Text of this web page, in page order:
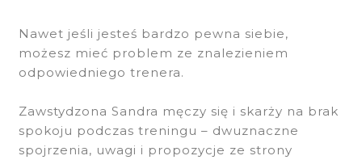
Nawet jeśli jesteś bardzo pewna siebie,
możesz mieć problem ze znalezieniem
odpowiedniego trenera.
Zawstydzona Sandra męczy się i skarży na brak
spokoju podczas treningu – dwuznaczne
spojrzenia, uwagi i propozycje ze strony